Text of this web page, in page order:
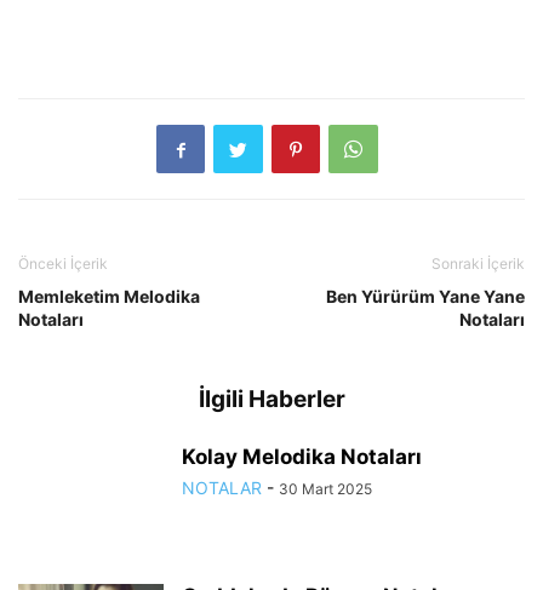
Önceki İçerik
Memleketim Melodika
Notaları
Sonraki İçerik
Ben Yürürüm Yane Yane
Notaları
İlgili Haberler
Kolay Melodika Notaları
NOTALAR - 30 Mart 2025